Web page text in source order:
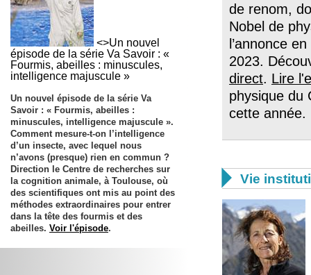
<>Un nouvel
épisode de la série Va Savoir : «
Fourmis, abeilles : minuscules,
intelligence majuscule »
Un nouvel épisode de la série Va
Savoir : « Fourmis, abeilles :
minuscules, intelligence majuscule ».
Comment mesure-t-on l’intelligence
d’un insecte, avec lequel nous
n’avons (presque) rien en commun ?
Direction le Centre de recherches sur
la cognition animale, à Toulouse, où
des scientifiques ont mis au point des
méthodes extraordinaires pour entrer
dans la tête des fourmis et des
abeilles. Voir l'épisode.
de renom,
Nobel de
l’annonce
2023.
direct. Lire
physique du
cette année.
 Vie